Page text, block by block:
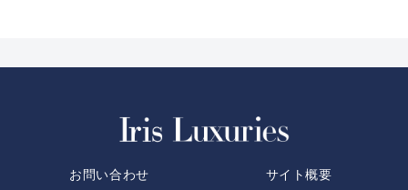
お問い合わせ
サイト概要